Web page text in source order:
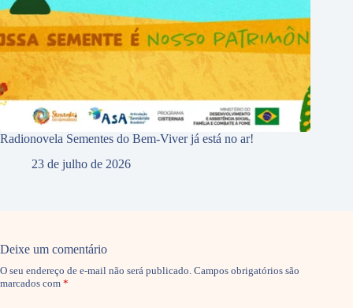
Radionovela Sementes do Bem-Viver já está no ar!
23 de julho de 2026
Deixe um comentário
O seu endereço de e-mail não será publicado. Campos obrigatórios são
marcados com *